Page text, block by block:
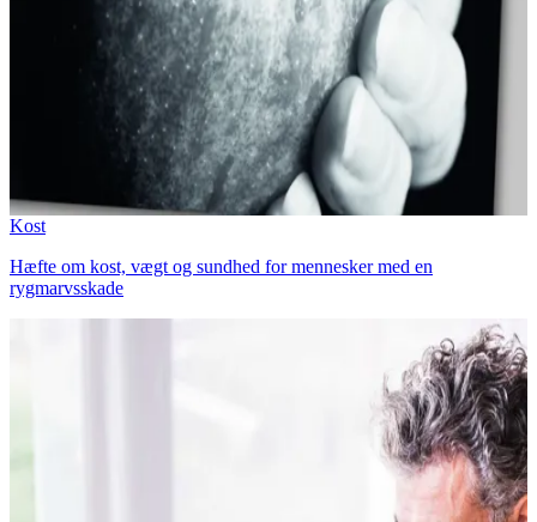
Kost
Hæfte om kost, vægt og sundhed for mennesker med en
rygmarvsskade